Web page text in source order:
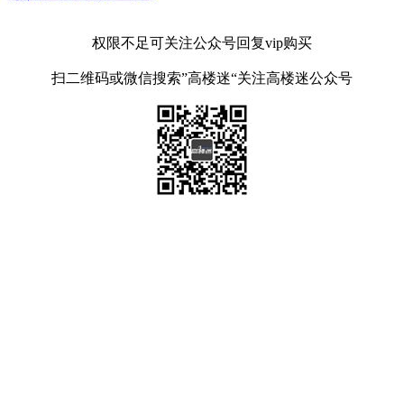
权限不足可关注公众号回复vip购买
扫二维码或微信搜索”高楼迷“关注高楼迷公众号